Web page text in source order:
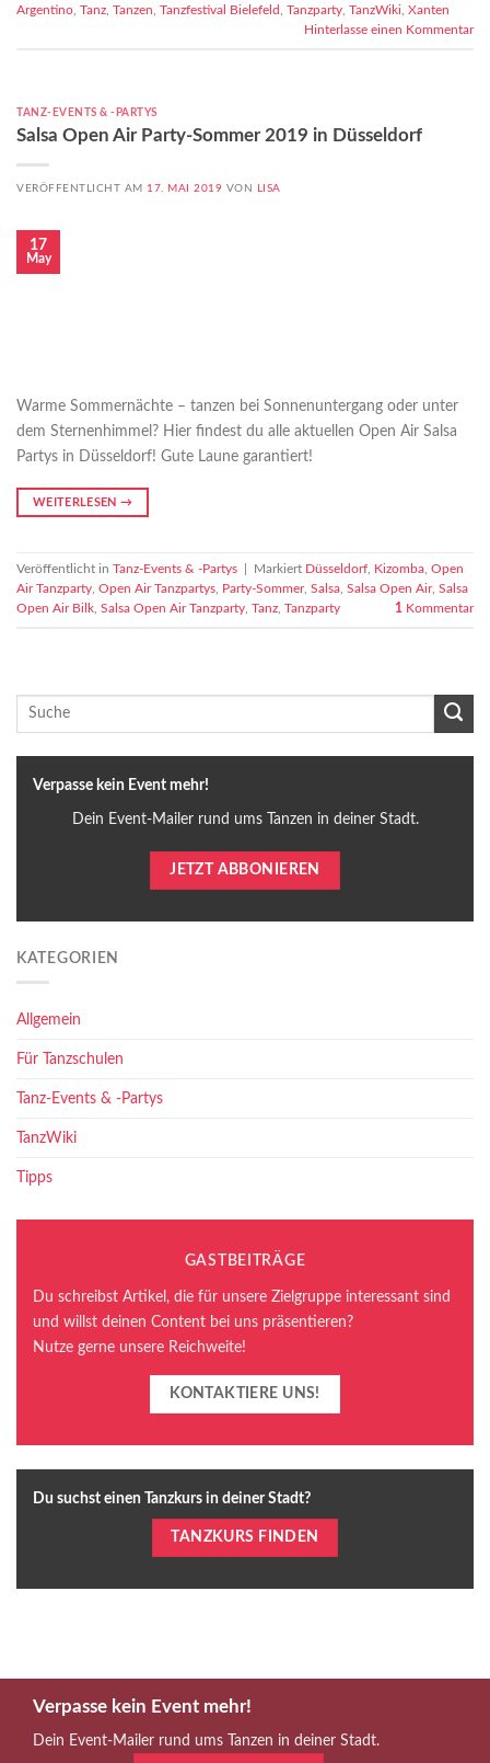
Argentino Tanz Tanzen Tanzfestival Bielefeld Tanzparty TanzWiki
Xanten
Hinterlasse einen Kommentar
TANZ-EVENTS & -PARTYS
Salsa Open Air Party-Sommer 2019 in Düsseldorf
VERÖFFENTLICHT AM 17. MAI 2019 VON LISA
17
May
Warme Sommernächte – tanzen bei Sonnenuntergang oder unter
dem Sternenhimmel? Hier findest du alle aktuellen Open Air Salsa
Partys in Düsseldorf! Gute Laune garantiert!
WEITERLESEN →
Veröffentlicht in Tanz-Events & -Partys Markiert Düsseldorf Kizomba Open
Air Tanzparty Open Air Tanzpartys Party-Sommer, Salsa Salsa Open Air, Salsa
Open Air Bilk Salsa Open Air Tanzparty Tanz Tanzparty 1 Kommentar
Verpasse kein Event mehr!
Dein Event-Mailer rund ums Tanzen in deiner Stadt.
JETZT ABBONIEREN
KATEGORIEN
Allgemein
Für Tanzschulen
Tanz-Events & -Partys
TanzWiki
Tipps
GASTBEITRÄGE
Du schreibst Artikel, die für unsere Zielgruppe interessant sind
und willst deinen Content bei uns präsentieren?
Nutze gerne unsere Reichweite!
KONTAKTIERE UNS!
Du suchst einen Tanzkurs in deiner Stadt?
TANZKURS FINDEN
Verpasse kein Event mehr!
Dein Event-Mailer rund ums Tanzen in deiner Stadt.